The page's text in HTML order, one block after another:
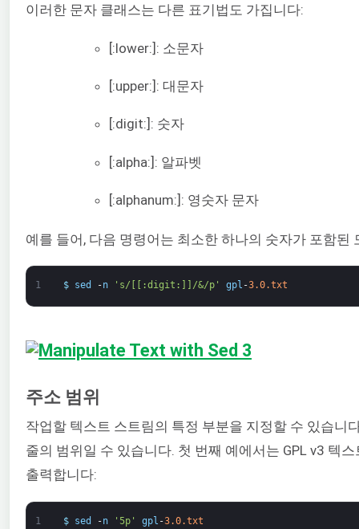
이러한 문자 클래스는 다른 표기법도 가집니다:
[:lower:]: 소문자
[:upper:]: 대문자
[:digit:]: 숫자
[:alpha:]: 알파벳
[:alphanum:]: 영숫자 문자
예를 들어, 다음 명령어는 최소한 하나의 숫자가 포함된
1 $ sed -n 's/[[:digit:]]/&/p' gpl -3.0.txt
주소 범위
작업할 텍스트 스트림의 특정 부분을 지정할 수 있습니
줄의 범위일 수 있습니다. 첫 번째 예에서는 GPL v3 텍
출력합니다:
1 $ sed -n '5p' gpl -3.0.txt